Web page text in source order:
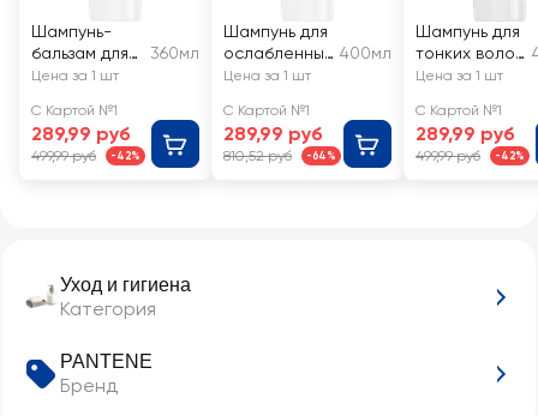
Уход и гигиена
Категория
PANTENE
Бренд
Шампунь-
бальзам для
тонких,
волос
PANTENE
Густые и
360мл
Цена за 1 шт
С Картой №1
289,99 руб
499,99 руб -42%
Шампунь для
ослабленных
волос
Интенсивное
восстановле
ние
400мл
Цена за 1 шт
С Картой №1
289,99 руб
810,52 руб -64%
Шампунь для
тонких волос
PANTENE
ный объем
Цена за 1 шт
С Картой №1
289,99 руб
499,99 руб -42%